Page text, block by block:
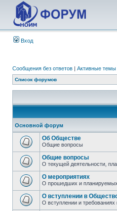
Вход
Сообщения без ответов | Активные темы
Список форумов
Основной форум
Об Обществе
Общие вопросы
Общие вопросы
О текущей деятельности,
О мероприятиях
О прошедших и
О вступлении в
О вступлении и требованиях